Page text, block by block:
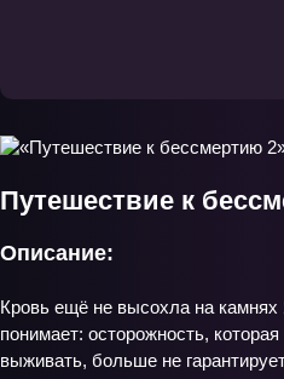
Путешествие к
Описание:
Кровь ещё не высохла на
понимает: осторожность,
выживать, больше не